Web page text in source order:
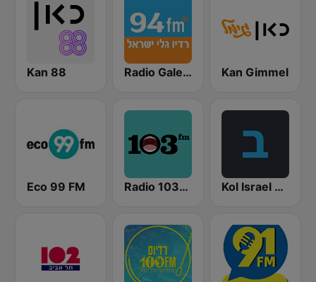
Kan 88 Radio Galey Israel (רדיו גלי ישראל) Kan Gimmel
Eco 99 FM Radio 103FM Kol Israel Reshet Bet